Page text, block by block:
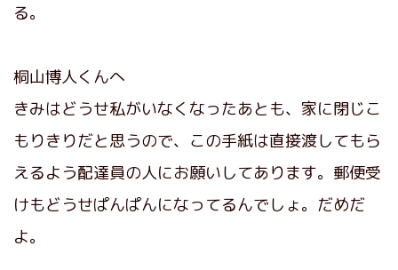
る。
桐山博人くんへ
きみはどうせ私がいなくなったあとも、家に閉じこ
もりきりだと思うので、この手紙は直接渡してもら
えるよう配達員の人にお願いしてあります。郵便受
けもどうせぱんぱんになってるんでしょ。だめだ
よ。